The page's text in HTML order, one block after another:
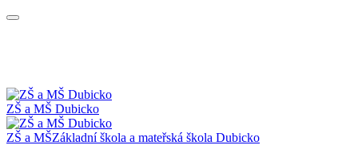
ZŠ a MŠ Dubicko
ZŠ a MŠZákladní škola a mateřská škola Dubicko